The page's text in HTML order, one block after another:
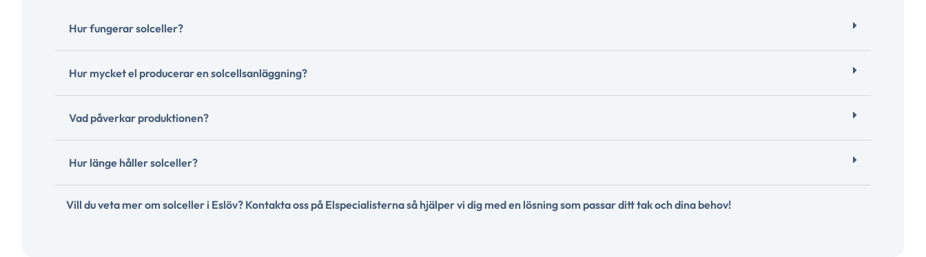
Hur fungerar solceller?
Hur mycket el producerar en solcellsanläggning?
Vad påverkar produktionen?
Hur länge håller solceller?
Vill du veta mer om solceller i Eslöv? Kontakta oss på Elspecialisterna så hjälper vi dig med en lösning som passar ditt tak och dina behov!